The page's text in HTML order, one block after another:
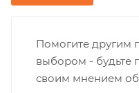
Помогите другим
выбором - будьте
своим мнением